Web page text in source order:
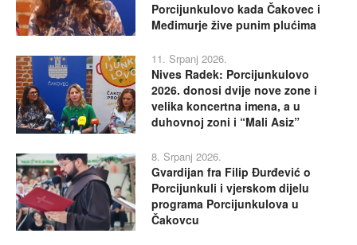
Porcijunkulovo kada Čakovec i
Međimurje žive punim plućima
11. Srpanj 2026.
Nives Radek: Porcijunkulovo
2026. donosi dvije nove zone i
velika koncertna imena, a u
duhovnoj zoni i “Mali Asiz”
8. Srpanj 2026.
Gvardijan fra Filip Đurđević o
Porcijunkuli i vjerskom dijelu
programa Porcijunkulova u
Čakovcu